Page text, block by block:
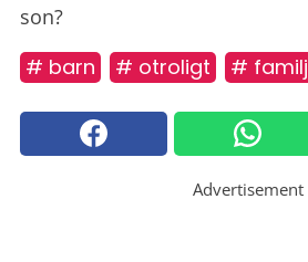
son?
# barn # otroligt # familj
Advertisement